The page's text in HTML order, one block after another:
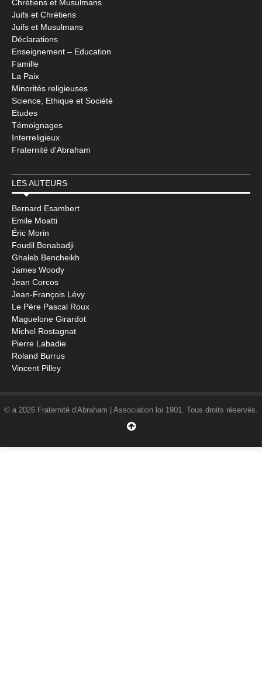
Chrétiens et Musulmans
Juifs et Chrétiens
Juifs et Musulmans
Déclarations
Enseignement – Education
Famille
La Paix
Minorités religieuses
Science, Ethique et Société
Etudes
Témoignages
Interreligieux
Fraternité d'Abraham
LES AUTEURS
Bernard Esambert
Emile Moatti
Éric Morin
Foudil Benabadji
Ghaleb Bencheikh
James Woody
Jean Corcos
Jean-François Lévy
Le Père Pascal Roux
Maguelone Girardot
Michel Rostagnat
Pierre Labadie
Roland Burrus
Vincent Pilley
© a 2026 Fraternité d'Abraham | Association loi 1901. Tous droits réservés.